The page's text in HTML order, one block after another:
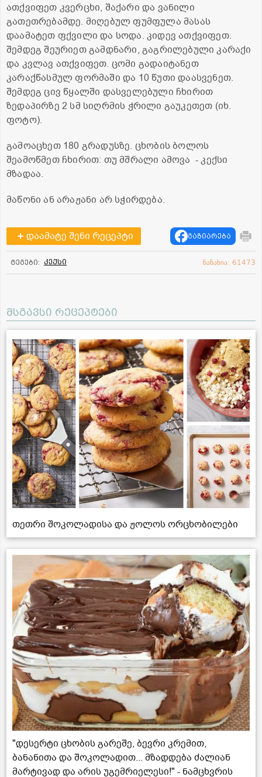
ათქვიფეთ კვერცხი, შაქარი და ვანილი
გათეთრებამდე. მიღებულ ფუმფულა მასას
დაამატეთ ფქვილი და სოდა. კიდევ ათქვიფეთ.
შემდეგ შეურიეთ გამდნარი, გაგრილებული კარაქი
და კვლავ ათქვიფეთ. ცომი გადაიტანეთ
კარაქწასმულ ფორმაში და 10 წუთი დაასვენეთ.
შემდეგ ცივ წყალში დასველებული ჩხირით
ზედაპირზე 2 სმ სიღრმის ჭრილი გაუკეთეთ (იხ.
ფოტო).
გამოაცხეთ 180 გრადუსზე. ცხობის ბოლოს
შეამოწმეთ ჩხირით: თუ მშრალი ამოვა - კექსი
მზადაა.
მაწონი ან არაჟანი არ სჭირდება.
დაამატე შენი რეცეპტი გაზიარება
ტეგები: კექსი ნანახია: 61473
მსგავსი რეცეპტები
თეთრი შოკოლადისა და ჟოლოს ორცხობილები
"დესერტი ცხობის გარეშე, ბევრი კრემით,
ბანანითა და შოკოლადით... მზადდება ძალიან
მარტივად და არის უგემრიელესი!" - ნამცხვრის